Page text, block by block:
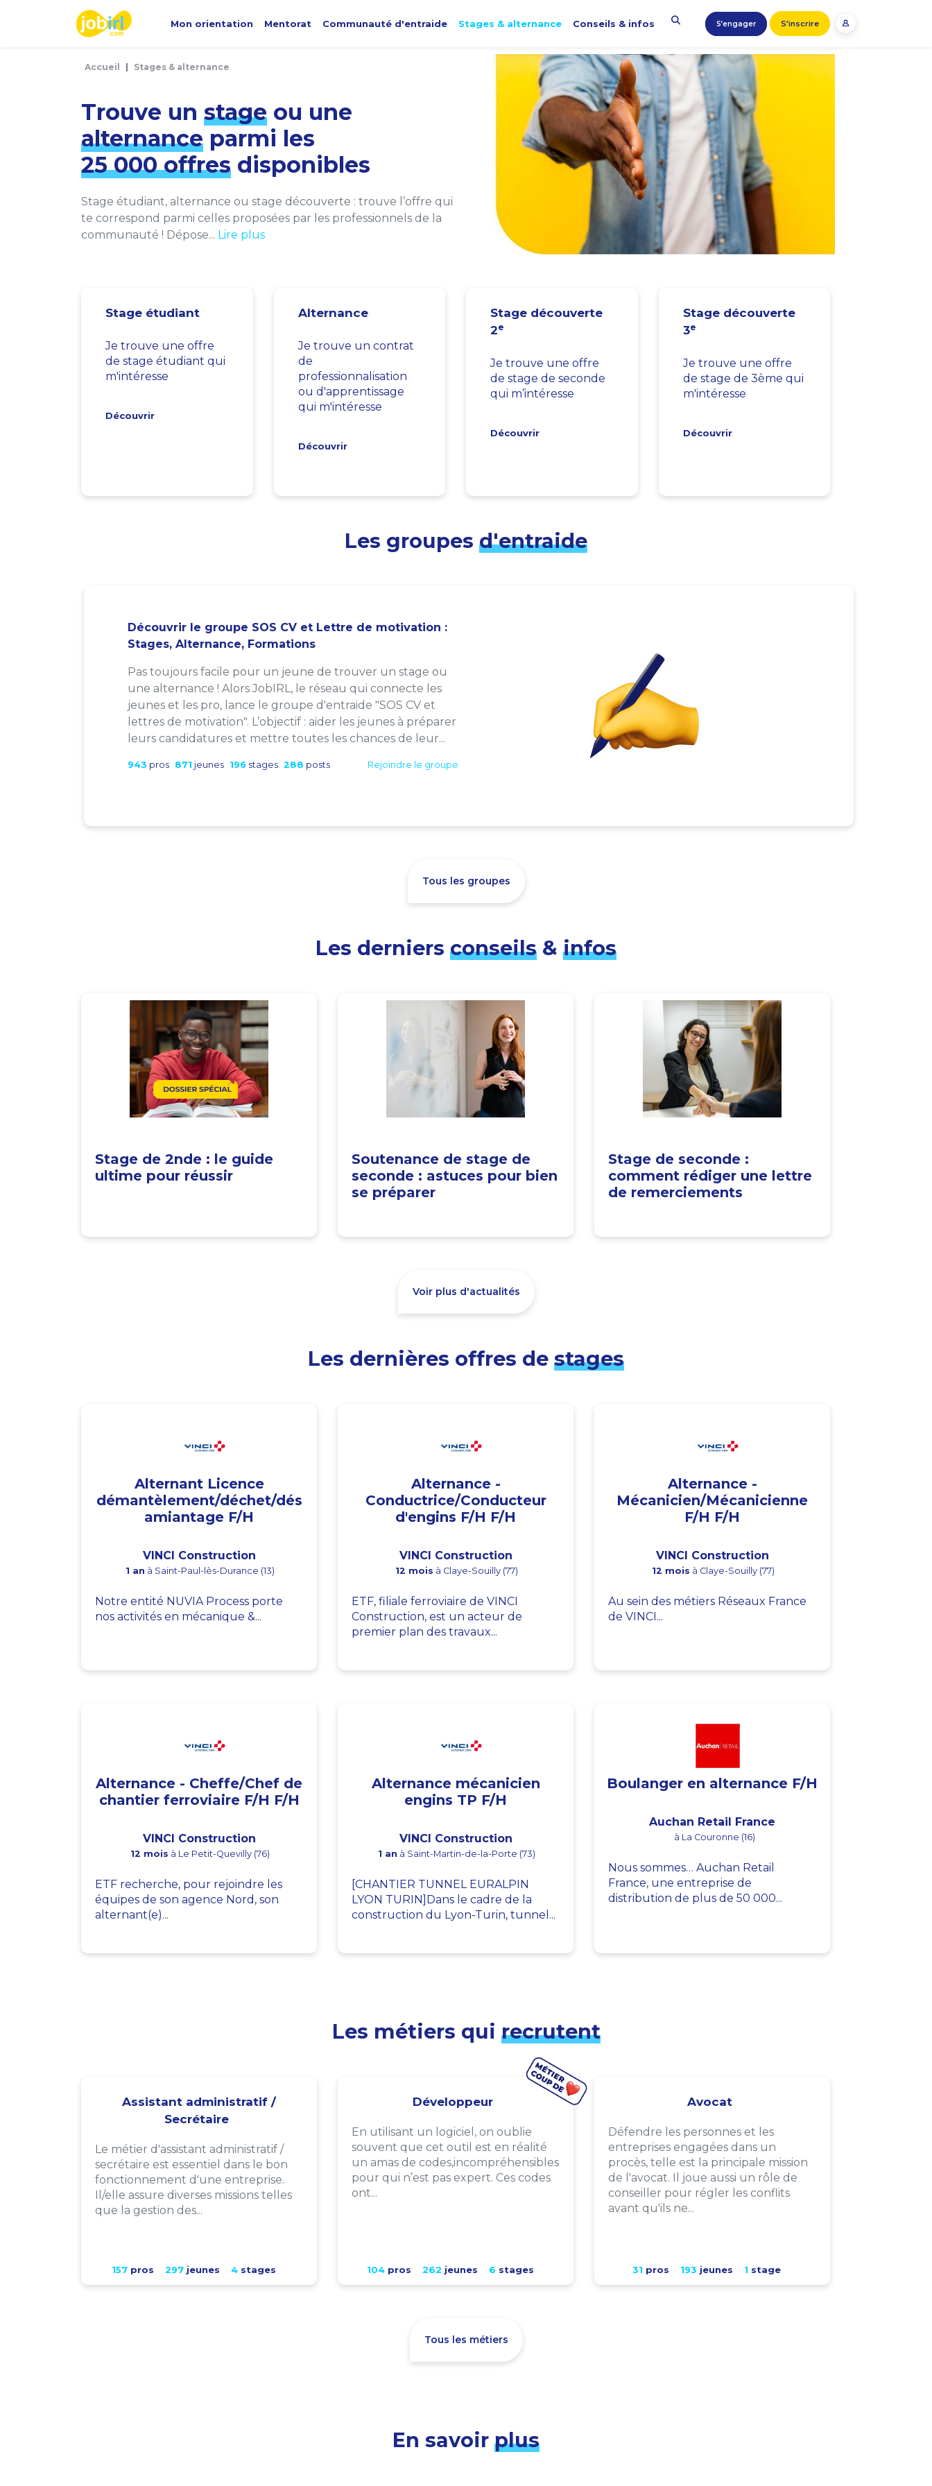
Mon orientation Mentorat Communauté d'entraide Stages & alternance Conseils & infos S’engager S'inscrire
Accueil Stages & alternance
Trouve un stage ou une
alternance parmi les
25 000 offres disponibles
Stage étudiant, alternance ou stage découverte : trouve l’offre qui
te correspond parmi celles proposées par les professionnels de la
communauté ! Dépose... Lire plus
Stage étudiant
Je trouve une offre
de stage étudiant qui
m'intéresse
Découvrir
Alternance
Je trouve un contrat
de
professionnalisation
ou d'apprentissage
qui m'intéresse
Découvrir
Stage découverte
2e
Je trouve une offre
de stage de seconde
qui m’intéresse
Découvrir
Stage découverte
3e
Je trouve une offre
de stage de 3ème qui
m'intéresse
Découvrir
Les groupes d'entraide
Découvrir le groupe SOS CV et Lettre de motivation :
Stages, Alternance, Formations
Pas toujours facile pour un jeune de trouver un stage ou
une alternance ! Alors JobIRL, le réseau qui connecte les
jeunes et les pro, lance le groupe d'entraide "SOS CV et
lettres de motivation". L’objectif : aider les jeunes à préparer
leurs candidatures et mettre toutes les chances de leur...
943 pros 871 jeunes 196 stages 288 posts Rejoindre le groupe
Tous les groupes
Les derniers conseils & infos
Stage de 2nde : le guide
ultime pour réussir
Soutenance de stage de
seconde : astuces pour bien
se préparer
Stage de seconde :
comment rédiger une lettre
de remerciements
Voir plus d'actualités
Les dernières offres de stages
Alternant Licence
démantèlement/déchet/dés
amiantage F/H
VINCI Construction
1 an à Saint-Paul-lès-Durance (13)
Notre entité NUVIA Process porte
nos activités en mécanique &...
Alternance -
Conductrice/Conducteur
d'engins F/H F/H
VINCI Construction
12 mois à Claye-Souilly (77)
ETF, filiale ferroviaire de VINCI
Construction, est un acteur de
premier plan des travaux...
Alternance -
Mécanicien/Mécanicienne
F/H F/H
VINCI Construction
12 mois à Claye-Souilly (77)
Au sein des métiers Réseaux France
de VINCI...
Alternance - Cheffe/Chef de
chantier ferroviaire F/H F/H
VINCI Construction
12 mois à Le Petit-Quevilly (76)
ETF recherche, pour rejoindre les
équipes de son agence Nord, son
alternant(e)...
Alternance mécanicien
engins TP F/H
VINCI Construction
1 an à Saint-Martin-de-la-Porte (73)
[CHANTIER TUNNEL EURALPIN
LYON TURIN]Dans le cadre de la
construction du Lyon-Turin, tunnel...
Boulanger en alternance F/H
Auchan Retail France
à La Couronne (16)
Nous sommes… Auchan Retail
France, une entreprise de
distribution de plus de 50 000...
Les métiers qui recrutent
Assistant administratif /
Secrétaire
Le métier d'assistant administratif /
secrétaire est essentiel dans le bon
fonctionnement d'une entreprise.
Il/elle assure diverses missions telles
que la gestion des...
157pros 297jeunes 4stages
Développeur
En utilisant un logiciel, on oublie
souvent que cet outil est en réalité
un amas de codes,incompréhensibles
pour qui n’est pas expert. Ces codes
ont...
104pros 262 jeunes 6 stages
Avocat
Défendre les personnes et les
entreprises engagées dans un
procès, telle est la principale mission
de l'avocat. Il joue aussi un rôle de
conseiller pour régler les conflits
avant qu'ils ne...
31 pros 193 jeunes 1 stage
Tous les métiers
En savoir plus
Panneau de gestion des cookies